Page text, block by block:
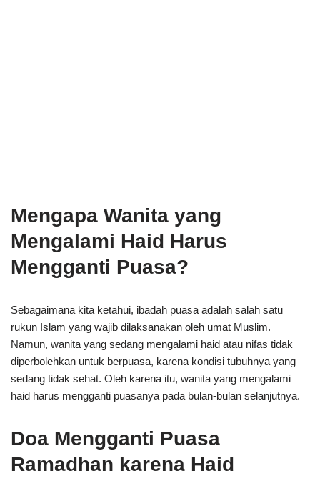
Mengapa Wanita yang
Mengalami Haid Harus
Mengganti Puasa?
Sebagaimana kita ketahui, ibadah puasa adalah salah satu
rukun Islam yang wajib dilaksanakan oleh umat Muslim.
Namun, wanita yang sedang mengalami haid atau nifas tidak
diperbolehkan untuk berpuasa, karena kondisi tubuhnya yang
sedang tidak sehat. Oleh karena itu, wanita yang mengalami
haid harus mengganti puasanya pada bulan-bulan selanjutnya.
Doa Mengganti Puasa
Ramadhan karena Haid